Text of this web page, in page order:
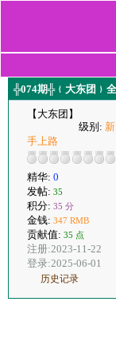
╬074期╬﹛大东团﹜
【大东团】
级别: 新
手上路
精华: 0
发帖: 35
积分: 35 分
金钱: 347 RMB
贡献值: 35 点
注册:2023-11-22
登录:2025-06-01
历史记录